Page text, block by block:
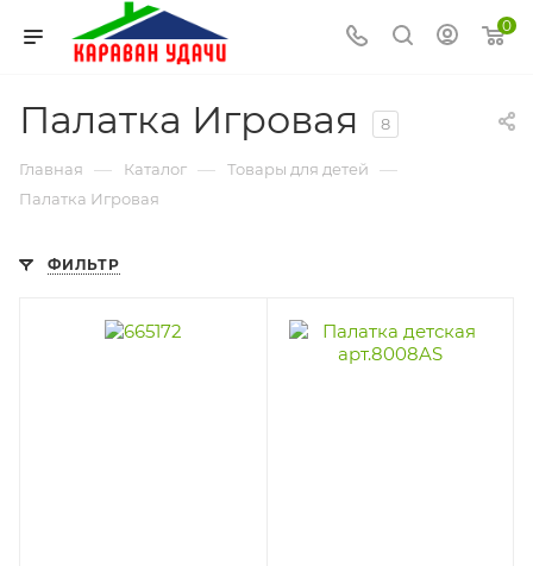
0
Палатка Игровая 8
Главная — Каталог — Товары для детей —
Палатка Игровая
ФИЛЬТР